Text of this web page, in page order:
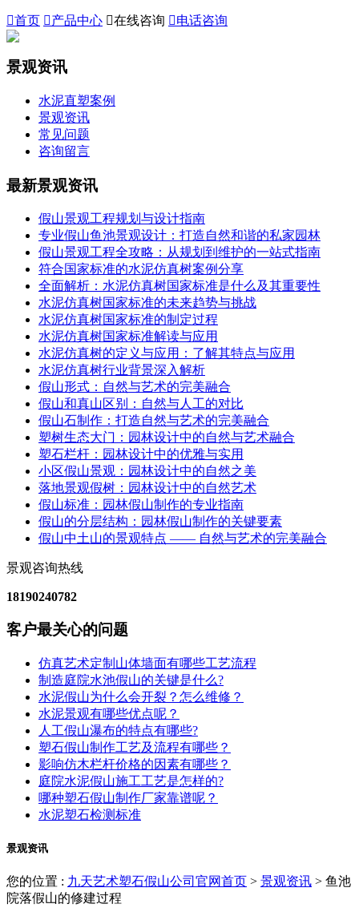
首页 产品中心 在线咨询 电话咨询
景观资讯
水泥直塑案例
景观资讯
常见问题
咨询留言
最新景观资讯
假山景观工程规划与设计指南
专业假山鱼池景观设计：打造自然和谐的私家园林
假山景观工程全攻略：从规划到维护的一站式指南
符合国家标准的水泥仿真树案例分享
全面解析：水泥仿真树国家标准是什么及其重要性
水泥仿真树国家标准的未来趋势与挑战
水泥仿真树国家标准的制定过程
水泥仿真树国家标准解读与应用
水泥仿真树的定义与应用：了解其特点与应用
水泥仿真树行业背景深入解析
假山形式：自然与艺术的完美融合
假山和真山区别：自然与人工的对比
假山石制作：打造自然与艺术的完美融合
塑树生态大门：园林设计中的自然与艺术融合
塑石栏杆：园林设计中的优雅与实用
小区假山景观：园林设计中的自然之美
落地景观假树：园林设计中的自然艺术
假山标准：园林假山制作的专业指南
假山的分层结构：园林假山制作的关键要素
假山中土山的景观特点 —— 自然与艺术的完美融合
景观咨询热线
18190240782
客户最关心的问题
仿真艺术定制山体墙面有哪些工艺流程
制造庭院水池假山的关键是什么?
水泥假山为什么会开裂？怎么维修？
水泥景观有哪些优点呢？
人工假山瀑布的特点有哪些?
塑石假山制作工艺及流程有哪些？
影响仿木栏杆价格的因素有哪些？
庭院水泥假山施工工艺是怎样的?
哪种塑石假山制作厂家靠谱呢？
水泥塑石检测标准
景观资讯
您的位置 : 九天艺术塑石假山公司官网首页 > 景观资讯 > 鱼池
院落假山的修建过程